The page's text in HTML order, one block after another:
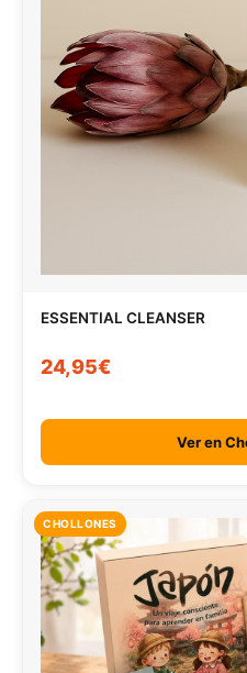
ESSENTIAL CLEANSER
24,95€
Ver en
CHOLLONES